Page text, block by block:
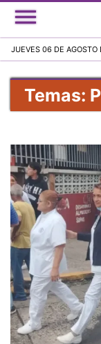
JUEVES 06 DE
Temas: